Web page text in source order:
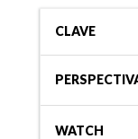
CLAVE
WATCH